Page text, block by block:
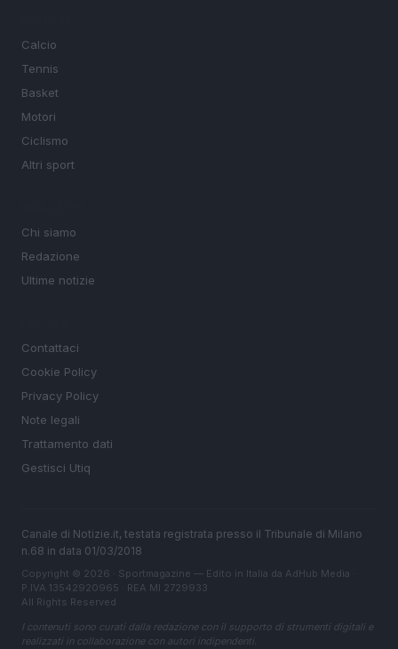
Calcio
Tennis
Basket
Motori
Ciclismo
Altri sport
Chi siamo
Redazione
Ultime notizie
Contattaci
Cookie Policy
Privacy Policy
Note legali
Trattamento dati
Gestisci Utiq
Canale di Notizie.it, testata registrata presso il Tribunale di Milano
n.68 in data 01/03/2018
Copyright © 2026 · Sportmagazine — Edito in Italia da AdHub Media
P.IVA 13542920965 · REA MI 2729933
All Rights Reserved
I contenuti sono curati dalla redazione con il supporto di strumenti digitali e
realizzati in collaborazione con autori indipendenti.